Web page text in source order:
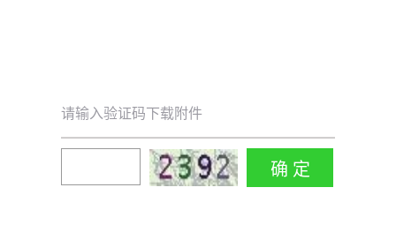
请输入验证码下载附件